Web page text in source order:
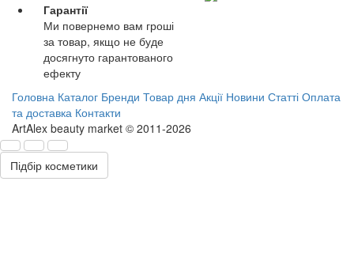
Гарантії
Ми повернемо вам гроші
за товар, якщо не буде
досягнуто гарантованого
ефекту
Головна Каталог Бренди Товар дня Акції Новини Статті Оплата
та доставка Контакти
ArtAlex beauty market © 2011-2026
Підбір косметики